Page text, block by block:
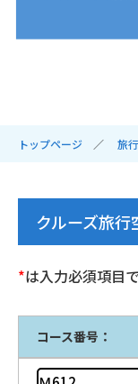
トップページ 旅
クルーズ旅
*は入力必須項目
コース番号：